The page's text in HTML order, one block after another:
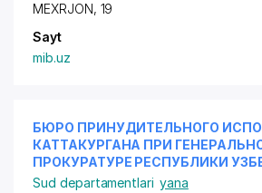
MEXRJON, 19
Sayt
mib.uz
БЮРО ПРИНУДИТЕЛЬНОГО
КАТТАКУРГАНА ПРИ
ПРОКУРАТУРЕ РЕСПУБЛИКИ
Sud departamentlari yana